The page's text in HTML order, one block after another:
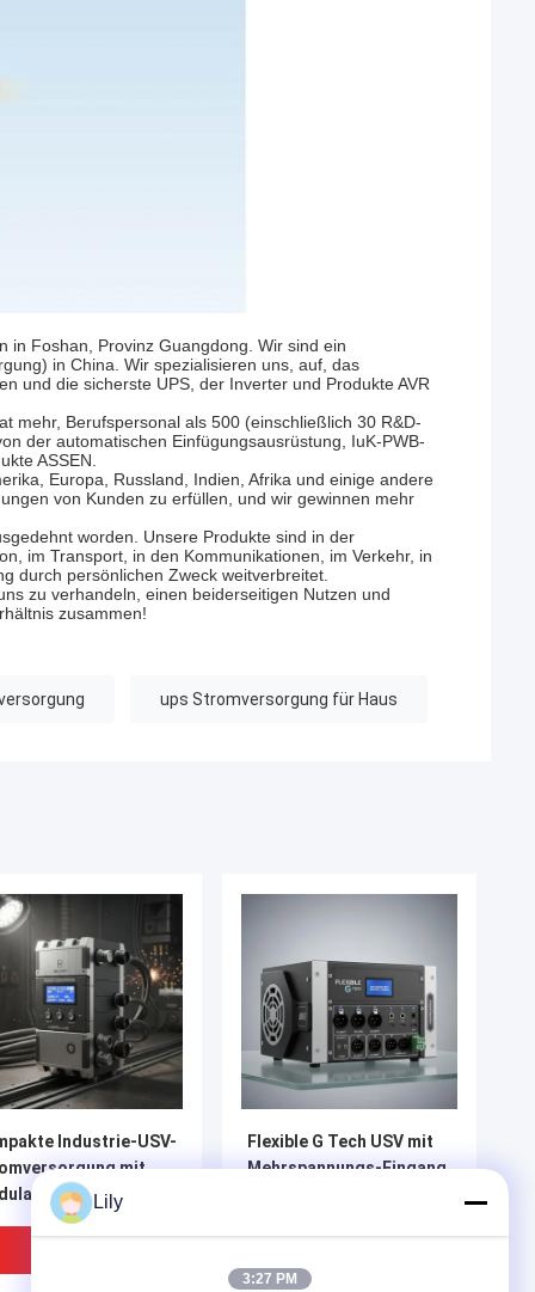
in Foshan, Provinz Guangdong. Wir sind ein
in China. Wir spezialisieren uns, auf, das
und die sicherste UPS, der Inverter und Produkte AVR
mehr, Berufspersonal als 500 (einschließlich 30 R&D-
der automatischen Einfügungsausrüstung, IuK-PWB-
ASSEN.
Europa, Russland, Indien, Afrika und einige andere
von Kunden zu erfüllen, und wir gewinnen mehr
worden. Unsere Produkte sind in der
im Transport, in den Kommunikationen, im Verkehr, in
durch persönlichen Zweck weitverbreitet.
zu verhandeln, einen beiderseitigen Nutzen und
zusammen!
ups Stromversorgung für Haus
Industrie-USV-
mit
Design und
Kapazität,
Flexible G Tech USV mit
Mehrspannungs-Eingang,
Lily
3:27 PM